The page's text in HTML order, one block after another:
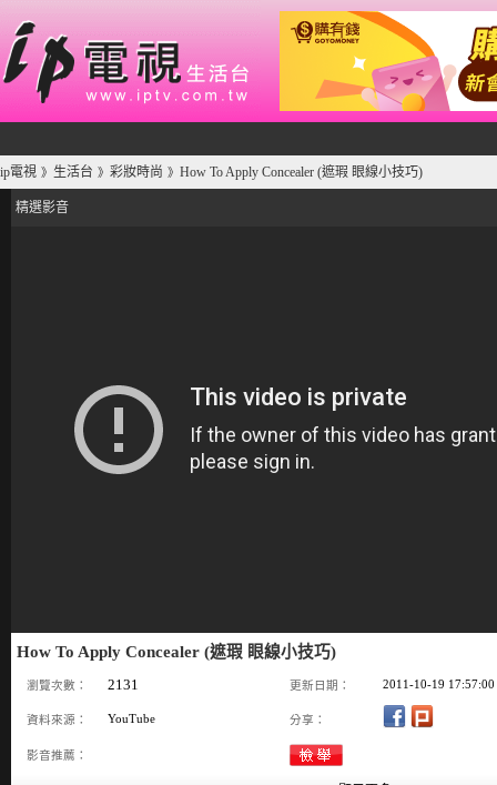
ip電視 》 生活台 》 彩妝時尚 》 How To Apply Concealer (遮瑕 眼線小技巧)
精選影音
How To Apply Concealer (遮瑕 眼線小技巧)
瀏覽次數： 2131 更新日期： 2011-10-19 17:57:00
資料來源： YouTube 分享：
影音推薦：